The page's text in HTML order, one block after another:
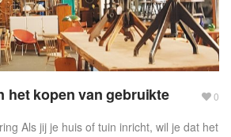
het kopen van gebruikte
Als jij je huis of tuin inricht, wil je dat het
0